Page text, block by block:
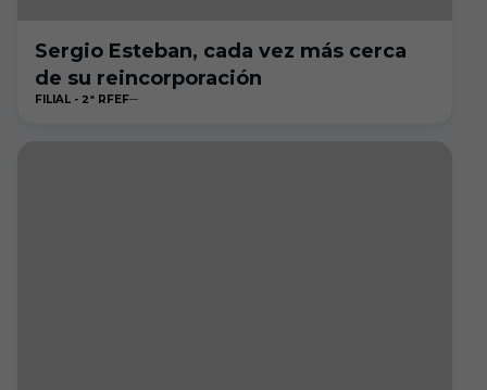
Sergio Esteban, cada vez más cerca
de su reincorporación
FILIAL - 2ª RFEF